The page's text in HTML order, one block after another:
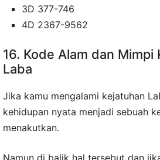
3D 377-746
4D 2367-9562
16. Kode Alam dan Mimpi
Laba
Jika kamu mengalami kejatuhan
kehidupan nyata menjadi sebuah
menakutkan.
Namun di balik hal tersebut dan